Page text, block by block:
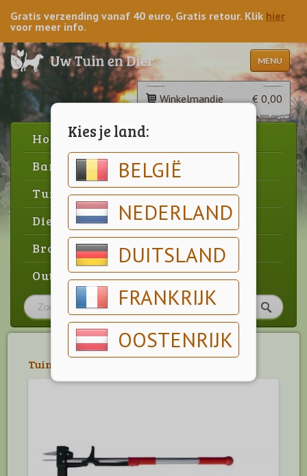
Kies je land:
BELGIË
NEDERLAND
DUITSLAND
FRANKRIJK
OOSTENRIJK
Gratis verzending vanaf 40 euro, Gratis retour. Klik hier
voor meer info.
MENU
Winkelmandje € 0,00
Home
Barbecue
Tuin
Dier
Brood & gebak
Outlet
Tuingereedschap